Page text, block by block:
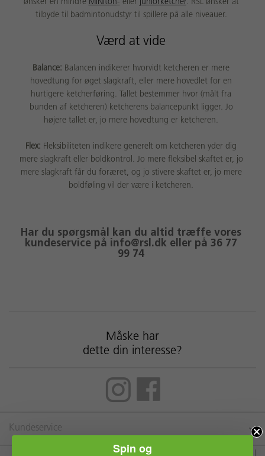
ønsker en mindre MINIton- eller juniorketcher. RSL ønsker at
tilbyde til badmintonudstyr til spillere på alle niveauer.
Værd at vide
Balance: Balancen indikerer hvorvidt ketcheren er mere
hovedtung for øget slagkraft, eller mere hovedlet for en
hurtigere ketcherføring. Tallet bestemmer hvor (målt fra
bunden af ketcheren) ketcherens balancepunkt ligger. Jo
højere tallet er, jo mere hovedtung er ketcheren.
Flex: Fleksibiliteten indikere generelt om ketcheren yder dig
mere slagkraft eller boldkontrol. Jo mere fleksibel skaftet er, jo
mere slagkraft får du foræret, og jo stivere skaftet er, jo mere
boldføling vil der være i ketcheren.
Har du spørgsmål kan du altid træffe vores
kundeservice på info@rsl.dk eller på 36 77
99 74
Måske har
dette din interesse?
Kundeservice
Spin og